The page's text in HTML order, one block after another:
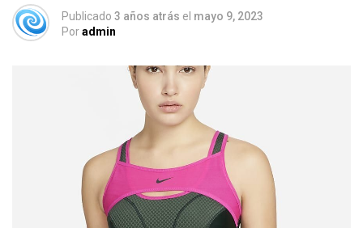
Publicado 3 años atrás el mayo 9, 2023
Poradmin